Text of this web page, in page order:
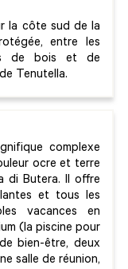
la côte sud de la
entre les
de bois et de
Tenutella.
complexe
ocre et terre
di Butera. Il offre
et tous les
vacances en
(la piscine pour
bien-être, deux
salle de réunion,